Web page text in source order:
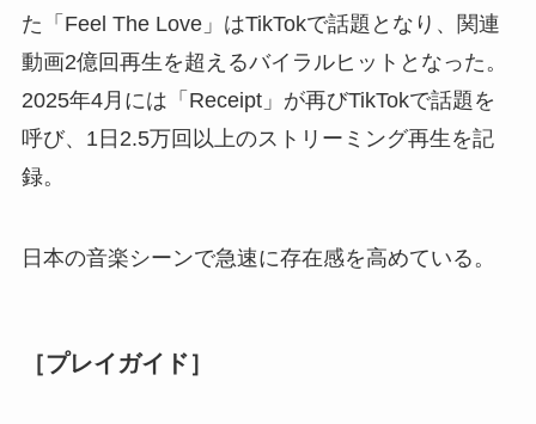
た「Feel The Love」はTikTokで話題となり、関連
動画2億回再生を超えるバイラルヒットとなった。
2025年4月には「Receipt」が再びTikTokで話題を
呼び、1日2.5万回以上のストリーミング再生を記
録。
日本の音楽シーンで急速に存在感を高めている。
［プレイガイド］